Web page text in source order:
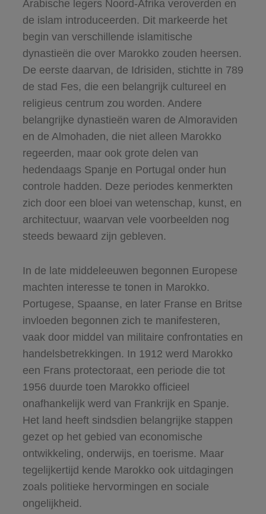
Arabische legers Noord-Afrika veroverden en
de islam introduceerden. Dit markeerde het
begin van verschillende islamitische
dynastieën die over Marokko zouden heersen.
De eerste daarvan, de Idrisiden, stichtte in 789
de stad Fes, die een belangrijk cultureel en
religieus centrum zou worden. Andere
belangrijke dynastieën waren de Almoraviden
en de Almohaden, die niet alleen Marokko
regeerden, maar ook grote delen van
hedendaags Spanje en Portugal onder hun
controle hadden. Deze periodes kenmerkten
zich door een bloei van wetenschap, kunst, en
architectuur, waarvan vele voorbeelden nog
steeds bewaard zijn gebleven.
In de late middeleeuwen begonnen Europese
machten interesse te tonen in Marokko.
Portugese, Spaanse, en later Franse en Britse
invloeden begonnen zich te manifesteren,
vaak door middel van militaire confrontaties en
handelsbetrekkingen. In 1912 werd Marokko
een Frans protectoraat, een periode die tot
1956 duurde toen Marokko officieel
onafhankelijk werd van Frankrijk en Spanje.
Het land heeft sindsdien belangrijke stappen
gezet op het gebied van economische
ontwikkeling, onderwijs, en toerisme. Maar
tegelijkertijd kende Marokko ook uitdagingen
zoals politieke hervormingen en sociale
ongelijkheid.